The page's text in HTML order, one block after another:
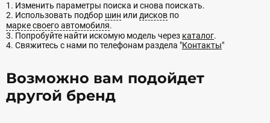
1. Изменить параметры поиска и снова поискать.
2. Использовать подбор шин или дисков по
марке своего автомобиля.
3. Попробуйте найти искомую модель через каталог.
4. Свяжитесь с нами по телефонам раздела "Контакты"
Возможно вам подойдет
другой бренд